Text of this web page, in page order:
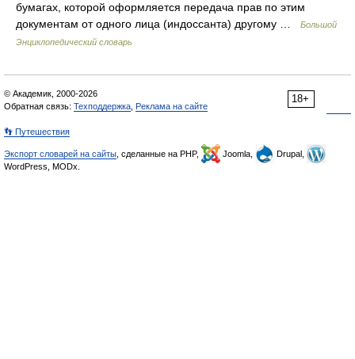
бумагах, которой оформляется передача прав по этим
документам от одного лица (индоссанта) другому …
Большой
Энциклопедический словарь
18+
© Академик, 2000-2026
Обратная связь: Техподдержка Реклама на сайте
👣 Путешествия
Экспорт словарей на сайты , сделанные на PHP, Joomla,
Drupal,
WordPress, MODx.